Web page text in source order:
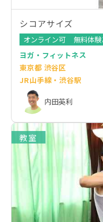
シコアサイズ
オンライン可
無料体験
ヨガ・フィットネス
東京都 渋谷区
JR山手線・渋谷駅
内田英利
教室